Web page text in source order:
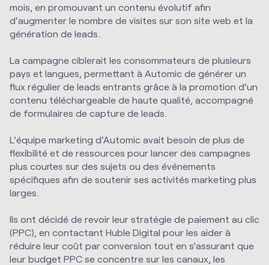
mois, en promouvant un contenu évolutif afin
d'augmenter le nombre de visites sur son site web et la
génération de leads.
La campagne ciblerait les consommateurs de plusieurs
pays et langues, permettant à Automic de générer un
flux régulier de leads entrants grâce à la promotion d'un
contenu téléchargeable de haute qualité, accompagné
de formulaires de capture de leads.
L'équipe marketing d'Automic avait besoin de plus de
flexibilité et de ressources pour lancer des campagnes
plus courtes sur des sujets ou des événements
spécifiques afin de soutenir ses activités marketing plus
larges.
Ils ont décidé de revoir leur stratégie de paiement au clic
(PPC), en contactant Huble Digital pour les aider à
réduire leur coût par conversion tout en s'assurant que
leur budget PPC se concentre sur les canaux, les